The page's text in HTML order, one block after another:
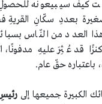
كيف سيبيعونه للحصولِ
بعددِ سكّانِ القريةِ
العدد من النّاس
قد عُثِرَ عليهِ مدفونًا،
باعتباره حقّ عام.
الكبيرة جميعها إلى